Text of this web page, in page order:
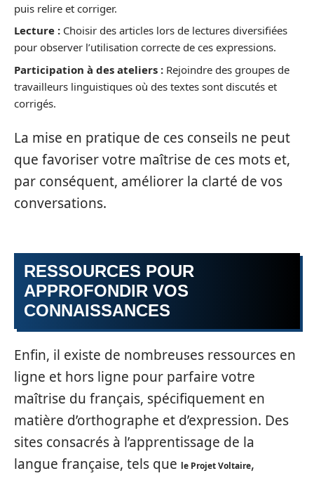
puis relire et corriger.
Lecture : Choisir des articles lors de lectures diversifiées
pour observer l’utilisation correcte de ces expressions.
Participation à des ateliers : Rejoindre des groupes de
travailleurs linguistiques où des textes sont discutés et
corrigés.
La mise en pratique de ces conseils ne peut
que favoriser votre maîtrise de ces mots et,
par conséquent, améliorer la clarté de vos
conversations.
RESSOURCES POUR
APPROFONDIR VOS
CONNAISSANCES
Enfin, il existe de nombreuses ressources en
ligne et hors ligne pour parfaire votre
maîtrise du français, spécifiquement en
matière d’orthographe et d’expression. Des
sites consacrés à l’apprentissage de la
langue française, tels que le Projet Voltaire,